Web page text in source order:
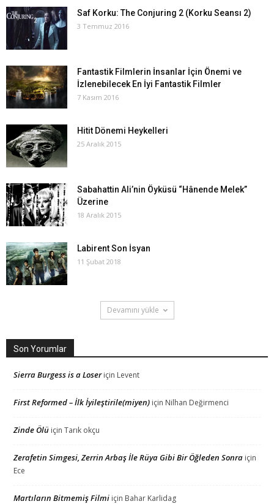
Saf Korku: The Conjuring 2 (Korku Seansı 2)
3 Temmuz 2016
Fantastik Filmlerin İnsanlar İçin Önemi ve
İzlenebilecek En İyi Fantastik Filmler
7 Kasım 2016
Hitit Dönemi Heykelleri
25 Aralık 2015
Sabahattin Ali’nin Öyküsü “Hânende Melek”
Üzerine
18 Aralık 2015
Labirent Son İsyan
11 Şubat 2018
Devamını yükle
Son Yorumlar
Sierra Burgess is a Loseriçin Levent
First Reformed – İlk İyileştirile(miyen) için Nilhan Değirmenci
Zinde Ölü için Tarık okçu
Zerafetin Simgesi, Zerrin Arbaş İle Rüya Gibi Bir Öğleden Sonra için
Ece
Martıların Bitmemiş Filmi için Bahar Karlidag